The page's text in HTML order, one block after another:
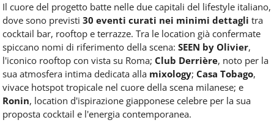
Il cuore del progetto batte nelle due capitali del lifestyle italiano,
dove sono previsti 30 eventi curati nei minimi dettagli tra
cocktail bar, rooftop e terrazze. Tra le location già confermate
spiccano nomi di riferimento della scena: SEEN by Olivier,
l'iconico rooftop con vista su Roma; Club Derrière, noto per la
sua atmosfera intima dedicata alla mixology; Casa Tobago,
vivace hotspot tropicale nel cuore della scena milanese; e
Ronin, location d'ispirazione giapponese celebre per la sua
proposta cocktail e l'energia contemporanea.